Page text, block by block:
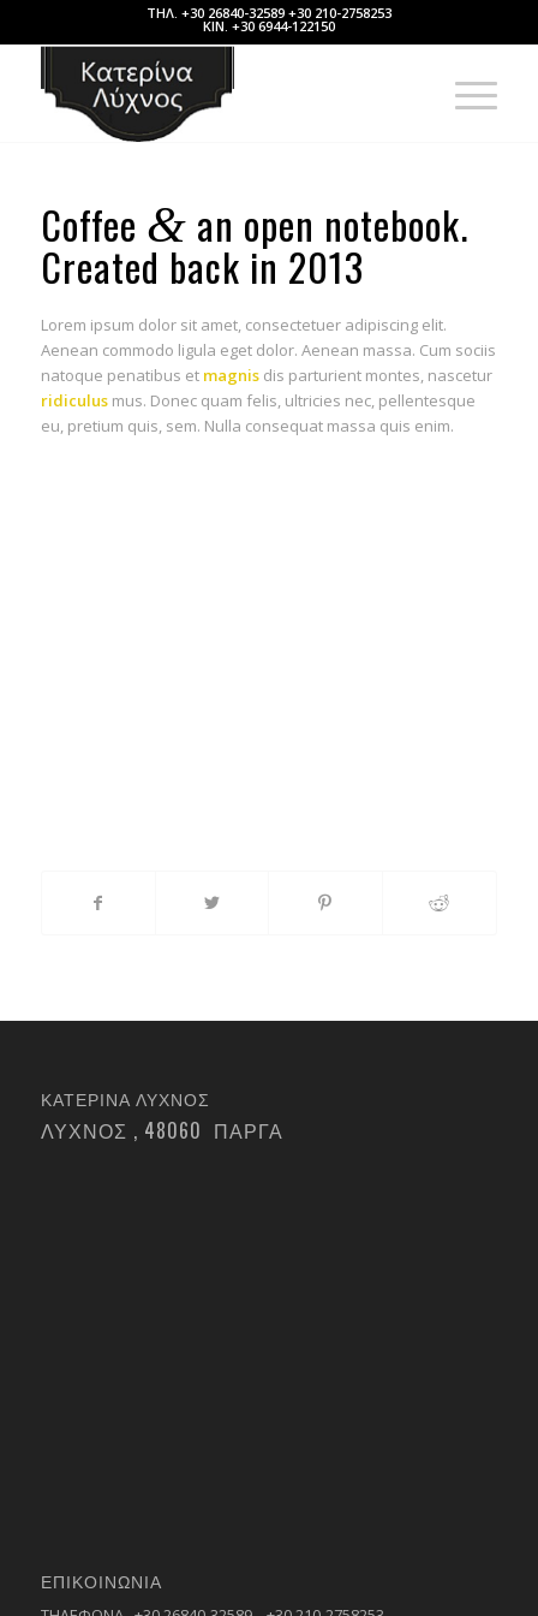
ΤΗΛ. +30 26840-32589 +30 210-2758253
ΚΙΝ. +30 6944-122150
Coffee & an open notebook.
Created back in 2013
Lorem ipsum dolor sit amet, consectetuer adipiscing elit.
Aenean commodo ligula eget dolor. Aenean massa. Cum sociis
natoque penatibus et magnisdis parturient montes, nascetur
ridiculusmus. Donec quam felis, ultricies nec, pellentesque
eu, pretium quis, sem. Nulla consequat massa quis enim.
ΚΑΤΕΡΙΝΑ ΛΥΧΝΟΣ
ΛΥΧΝΟΣ , 48060 ΠΑΡΓΑ
ΕΠΙΚΟΙΝΩΝΙΑ